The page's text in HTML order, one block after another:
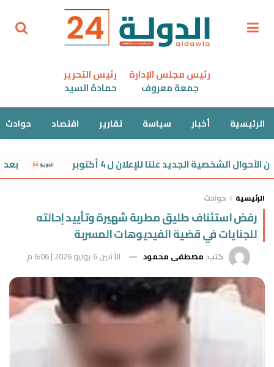
رئيس مجلس الإدارة
جمعة معروف
رئيس التحرير
حمادة السيد
الرئيسية أخبار سياسة تقارير اقتصاد حوادث
الجديد علنا للإعلان ل 4 أكتوبر بعد خداع
الرئيسية حوادث
رفض استئناف طليق مطربة شهيرة وتأييد إحالته
للجنايات في قضية الفيديوهات المسربة
كتب: مصطفى محمود الأثنين 6 يوليو 2026 | 6:06 م